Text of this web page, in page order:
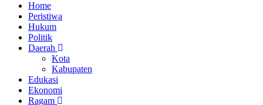
Ekonomi
Home
Peristiwa
Hukum
Politik
Daerah
Kota
Kabupaten
Edukasi
Ekonomi
Ragam